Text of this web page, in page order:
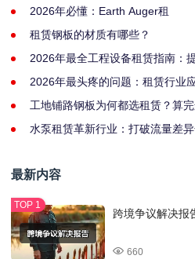
2026年必懂：Earth Auger租
租赁钢板的材质有哪些？
2026年最全工程设备租赁指南：
2026年最头疼的问题：租赁行业
工地铺路钢板为何都选租赁？算
水泵租赁革新行业：打破流量差
最新内容
跨境争议解决报
660